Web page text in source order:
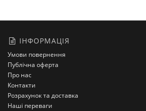
ІНФОРМАЦІЯ
Умови повернення
Публічна оферта
Про нас
Контакти
Розрахунок та доставка
Наші переваги